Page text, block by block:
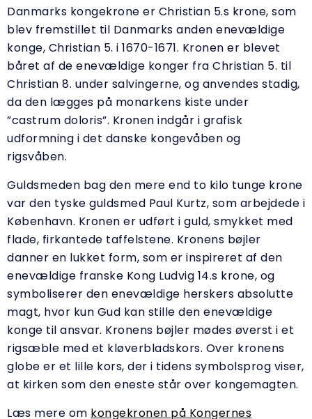
Danmarks kongekrone er Christian 5.s krone, som
blev fremstillet til Danmarks anden enevældige
konge, Christian 5. i 1670-1671. Kronen er blevet
båret af de enevældige konger fra Christian 5. til
Christian 8. under salvingerne, og anvendes stadig,
da den lægges på monarkens kiste under
”castrum doloris”. Kronen indgår i grafisk
udformning i det danske kongevåben og
rigsvåben.
Guldsmeden bag den mere end to kilo tunge krone
var den tyske guldsmed Paul Kurtz, som arbejdede i
København. Kronen er udført i guld, smykket med
flade, firkantede taffelstene. Kronens bøjler
danner en lukket form, som er inspireret af den
enevældige franske Kong Ludvig 14.s krone, og
symboliserer den enevældige herskers absolutte
magt, hvor kun Gud kan stille den enevældige
konge til ansvar. Kronens bøjler mødes øverst i et
rigsæble med et kløverbladskors. Over kronens
globe er et lille kors, der i tidens symbolsprog viser,
at kirken som den eneste står over kongemagten.
Læs mere om kongekronen på Kongernes